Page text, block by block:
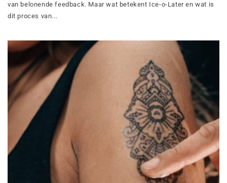
van belonende feedback. Maar wat betekent Ice-o-Later en wat is
dit proces van...